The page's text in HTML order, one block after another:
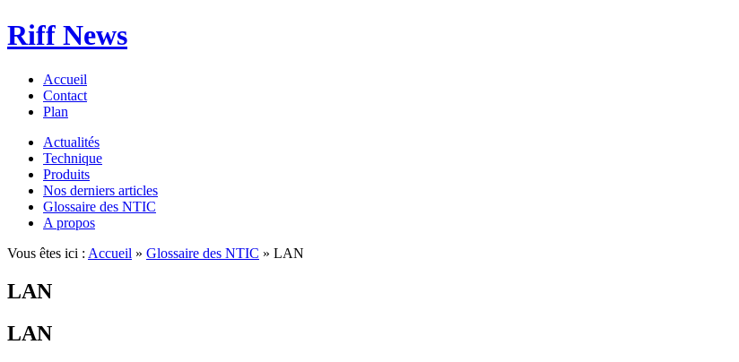
Riff News
Accueil
Contact
Plan
Actualités
Technique
Produits
Nos derniers articles
Glossaire des NTIC
A propos
Vous êtes ici : Accueil » Glossaire des NTIC » LAN
LAN
LAN